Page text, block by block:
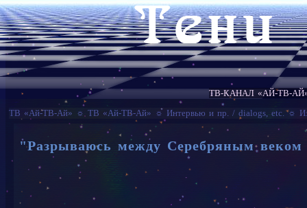
ТВ-КАНАЛ «АЙ-ТВ-
ТВ «Ай-ТВ-Ай» ☼ ТВ «Ай-ТВ-Ай» ☼ Интервью и пр. / dialogs, etc. ☼
"Разрываюсь между Серебряным